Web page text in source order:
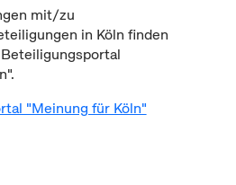
mit/zu
in Köln finden
"Meinung für Köln"